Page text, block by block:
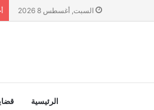
السبت, أغسطس 8 2026
الرئيسية